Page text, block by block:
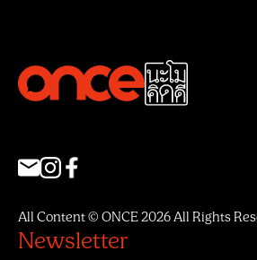
All Content © ONCE 2026 All Rights
Newsletter